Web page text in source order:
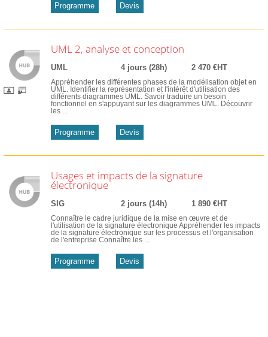
Programme Devis
UML 2, analyse et conception
UML 4 jours (28h) 2 470 €HT
Appréhender les différentes phases de la modélisation objet en
UML. Identifier la représentation et l'intérêt d'utilisation des
différents diagrammes UML. Savoir traduire un besoin
fonctionnel en s'appuyant sur les diagrammes UML. Découvrir
les ...
Programme Devis
Usages et impacts de la signature
électronique
SIG 2 jours (14h) 1 890 €HT
Connaître le cadre juridique de la mise en œuvre et de
l'utilisation de la signature électronique Appréhender les impacts
de la signature électronique sur les processus et l'organisation
de l'entreprise Connaître les ...
Programme Devis